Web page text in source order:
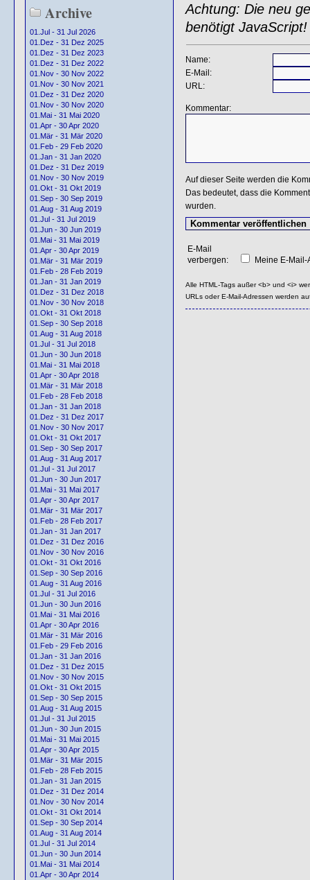
Archive
01.Jul - 31 Jul 2026
01.Dez - 31 Dez 2025
01.Dez - 31 Dez 2023
01.Dez - 31 Dez 2022
01.Nov - 30 Nov 2022
01.Nov - 30 Nov 2021
01.Dez - 31 Dez 2020
01.Nov - 30 Nov 2020
01.Mai - 31 Mai 2020
01.Apr - 30 Apr 2020
01.Mär - 31 Mär 2020
01.Feb - 29 Feb 2020
01.Jan - 31 Jan 2020
01.Dez - 31 Dez 2019
01.Nov - 30 Nov 2019
01.Okt - 31 Okt 2019
01.Sep - 30 Sep 2019
01.Aug - 31 Aug 2019
01.Jul - 31 Jul 2019
01.Jun - 30 Jun 2019
01.Mai - 31 Mai 2019
01.Apr - 30 Apr 2019
01.Mär - 31 Mär 2019
01.Feb - 28 Feb 2019
01.Jan - 31 Jan 2019
01.Dez - 31 Dez 2018
01.Nov - 30 Nov 2018
01.Okt - 31 Okt 2018
01.Sep - 30 Sep 2018
01.Aug - 31 Aug 2018
01.Jul - 31 Jul 2018
01.Jun - 30 Jun 2018
01.Mai - 31 Mai 2018
01.Apr - 30 Apr 2018
01.Mär - 31 Mär 2018
01.Feb - 28 Feb 2018
01.Jan - 31 Jan 2018
01.Dez - 31 Dez 2017
01.Nov - 30 Nov 2017
01.Okt - 31 Okt 2017
01.Sep - 30 Sep 2017
01.Aug - 31 Aug 2017
01.Jul - 31 Jul 2017
01.Jun - 30 Jun 2017
01.Mai - 31 Mai 2017
01.Apr - 30 Apr 2017
01.Mär - 31 Mär 2017
01.Feb - 28 Feb 2017
01.Jan - 31 Jan 2017
01.Dez - 31 Dez 2016
01.Nov - 30 Nov 2016
01.Okt - 31 Okt 2016
01.Sep - 30 Sep 2016
01.Aug - 31 Aug 2016
01.Jul - 31 Jul 2016
01.Jun - 30 Jun 2016
01.Mai - 31 Mai 2016
01.Apr - 30 Apr 2016
01.Mär - 31 Mär 2016
01.Feb - 29 Feb 2016
01.Jan - 31 Jan 2016
01.Dez - 31 Dez 2015
01.Nov - 30 Nov 2015
01.Okt - 31 Okt 2015
01.Sep - 30 Sep 2015
01.Aug - 31 Aug 2015
01.Jul - 31 Jul 2015
01.Jun - 30 Jun 2015
01.Mai - 31 Mai 2015
01.Apr - 30 Apr 2015
01.Mär - 31 Mär 2015
01.Feb - 28 Feb 2015
01.Jan - 31 Jan 2015
01.Dez - 31 Dez 2014
01.Nov - 30 Nov 2014
01.Okt - 31 Okt 2014
01.Sep - 30 Sep 2014
01.Aug - 31 Aug 2014
01.Jul - 31 Jul 2014
01.Jun - 30 Jun 2014
01.Mai - 31 Mai 2014
01.Apr - 30 Apr 2014
Achtung: Die neu
benötigt JavaScript!
Name:
E-Mail:
URL:
Kommentar:
Auf dieser Seite werden die
Das bedeutet, dass die
wurden.
E-Mail
verbergen:
Meine E-
Alle HTML-Tags außer <b> und <i>
URLs oder E-Mail-Adressen werden